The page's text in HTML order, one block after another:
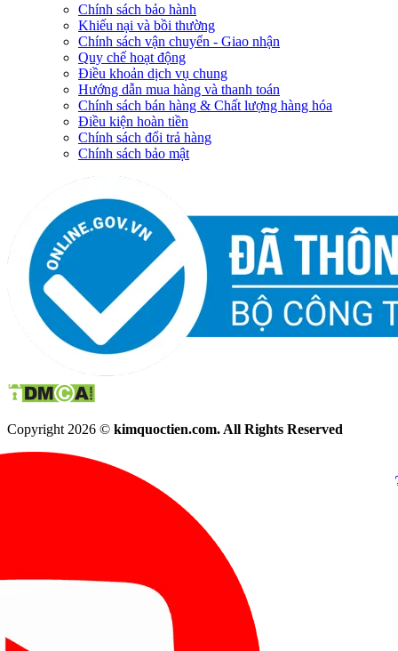
Chính sách bảo hành
Khiếu nại và bồi thường
Chính sách vận chuyển - Giao nhận
Quy chế hoạt động
Điều khoản dịch vụ chung
Hướng dẫn mua hàng và thanh toán
Chính sách bán hàng & Chất lượng hàng hóa
Điều kiện hoàn tiền
Chính sách đổi trả hàng
Chính sách bảo mật
Copyright 2026 © kimquoctien.com. All Rights Reserved
(8h00 - 21h30)
(8h00 -